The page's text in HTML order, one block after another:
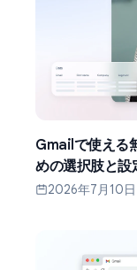
Gmailで使える
めの選択肢と設
2026年7月10日